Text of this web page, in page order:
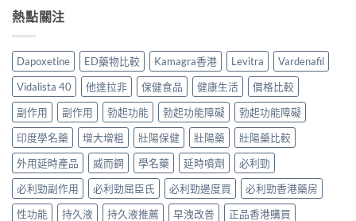
正
貨
道〉
中
保
真
實
比
較
選
購
指
南〉
中
副
完
整
說
明
安
全
服
用
指
南〉
中
相：
用
家
測
正
貨
購
買
指
南〉
中
度
威
鋼
評
價：
香
港
用
家
真
實
服
用
心
熱點關注
Dapoxetine ED藥物比較 Kamagra香港 Levitra
Vardenafil
Vidalista 40
他達拉非 保健食品 健康生活
價格比較
副作用
副作用 勃起功能 勃起功能障礙
勃起功能障礙
印度學名藥
增大增粗 壯陽保健 壯陽藥
壯陽藥比較
外用延時產品
威而鋼 學名藥 延時噴劑
必利勁
必利勁副作用
必利勁屈臣氏 必利勁邊度買
必利勁香港藥房
性功能
持久液 持久液推薦 早洩改善
正品香港購買